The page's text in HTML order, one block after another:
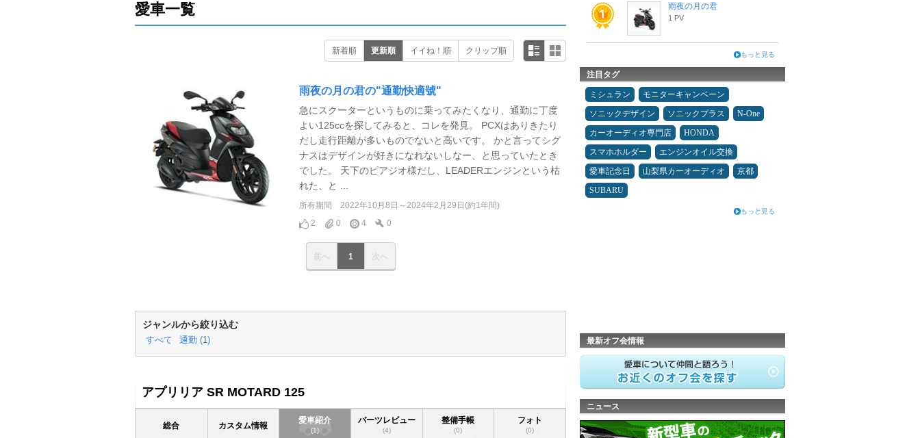
愛車一覧
新着順 更新順 イイね！順 クリップ順
雨夜の月の君の"通勤快適號"
急にスクーターというものに乗ってみたくなり、通勤に丁度
よい125ccを探してみると、コレを発見。 PCXはありきたり
だし走行距離が多いものでないと高いです。 かと言ってシグ
ナスはデザインが好きになれないしなー、と思っていたとき
でした。 天下のピアジオ様だし、LEADERエンジンという枯
れた、と ...
所有期間
2022年10月8日～2024年2月29日(約1年間)
2
0 4 0
前へ 1 次へ
ジャンルから絞り込む
すべて 通勤 (1)
アプリリア SR MOTARD 125
総合 カスタム情報
愛車紹介
(1)
パーツレビュー
(4)
整備手帳
(0)
フォト
(0)
雨夜の月の君
1 PV
もっと見る
注目タグ
ミシュラン
モニターキャンペーン
ソニックデザイン
ソニックプラス
N-One
カーオーディオ専門店
HONDA
スマホホルダー
エンジンオイル交換
愛車記念日
山梨県カーオーディオ
京都
SUBARU
もっと見る
最新オフ会情報
ニュース